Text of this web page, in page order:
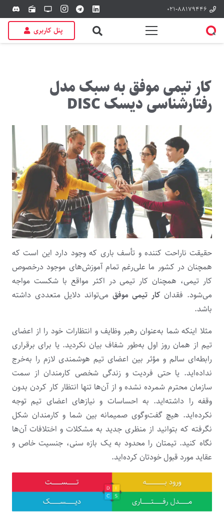
۰۲۱-۸۸۱۷۹۴۴۶ tv
radio
discord
پنل کاربری
کار تیمی موفق به سبک مدل
رفتارشناسی دیسک DISC
حقیقت ناراحت کننده و تأسف باری که وجود دارد این است که
همچنان در کشور ما علی‌رغم تمام آموزش‌های موجود درخصوص
کار تیمی، همچنان کار تیمی در اکثر مواقع با شکست مواجه
می‌شود. فقدان کار تیمی موفق می‌تواند دلایل متعددی داشته
باشد.
مثلا اینکه شما به‌عنوان رهبر وظایف و انتظارات خود را از اعضای
تیم از همان روز اول به‌طور شفاف بیان نکردید. یا برای برقراری
رابطه‌ای سالم و مؤثر بین اعضای تیم هوشمندی لازم را به‌خرج
نداده‌اید. یا حتی فردیت و زندگی شخصی کارمندان از سمت
سازمان محترم شمرده نشده و از آن‌ها تنها انتظار کار کردن بدون
وقفه را داشته‌اید. به احساسات و نیازهای اعضای تیم توجه
نکرده‌اید. هیچ گفت‌وگوی صمیمانه بین شما و کارمندان شکل
نگرفته که بتوانید از منظری جدید به مشکلات و اختلافات آن‌ها
نگاه کنید. تیمتان را محدود به یک بازه سنی، جنسیت خاص و
عقاید مورد قبول خودتان کرده‌اید.